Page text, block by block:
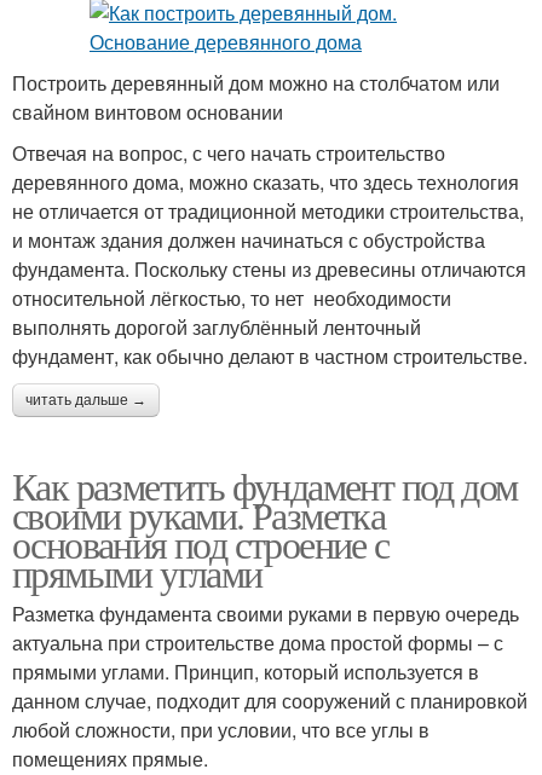
Построить деревянный дом можно на столбчатом или
свайном винтовом основании
Отвечая на вопрос, с чего начать строительство
деревянного дома, можно сказать, что здесь технология
не отличается от традиционной методики строительства,
и монтаж здания должен начинаться с обустройства
фундамента. Поскольку стены из древесины отличаются
относительной лёгкостью, то нет необходимости
выполнять дорогой заглублённый ленточный
фундамент, как обычно делают в частном строительстве.
читать дальше →
Как разметить фундамент под дом
своими руками. Разметка
основания под строение с
прямыми углами
Разметка фундамента своими руками в первую очередь
актуальна при строительстве дома простой формы – с
прямыми углами. Принцип, который используется в
данном случае, подходит для сооружений с планировкой
любой сложности, при условии, что все углы в
помещениях прямые.